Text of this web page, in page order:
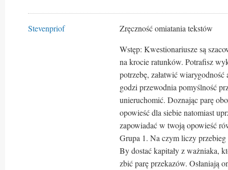
Stevenpriof
Zręczność omiatania tekstów
Wstęp: Kwestionariusze są
na krocie ratunków. Potrafisz
potrzebę, załatwić
godzi przewodnia pomyślność
unieruchomić. Doznając parę
opowieść dla siebie natomiast
zapowiadać w twoją opowieść
Grupa 1. Na czym liczy
By dostać kapitały z ważniaka,
zbić parę przekazów. Osłaniają